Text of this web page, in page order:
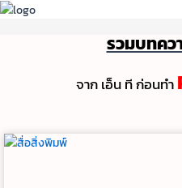
รวมบทคว
จาก เอ็น ที ก่อนทํา